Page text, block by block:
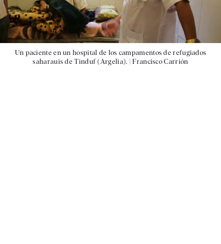
Un paciente en un hospital de los campamentos de refugiados
saharauis de Tinduf (Argelia). |Francisco Carrión